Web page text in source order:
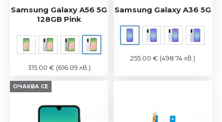
Samsung Galaxy A56 5G
128GB Pink
315.00 € (616.09 лв.)
Samsung Galaxy A36 5G
255.00 € (498.74 лв.)
ОЧАКВА СЕ